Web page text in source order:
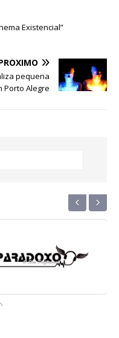
k
dI
n
ar
Existencial”
pequena
Porto Alegre
‹ ›